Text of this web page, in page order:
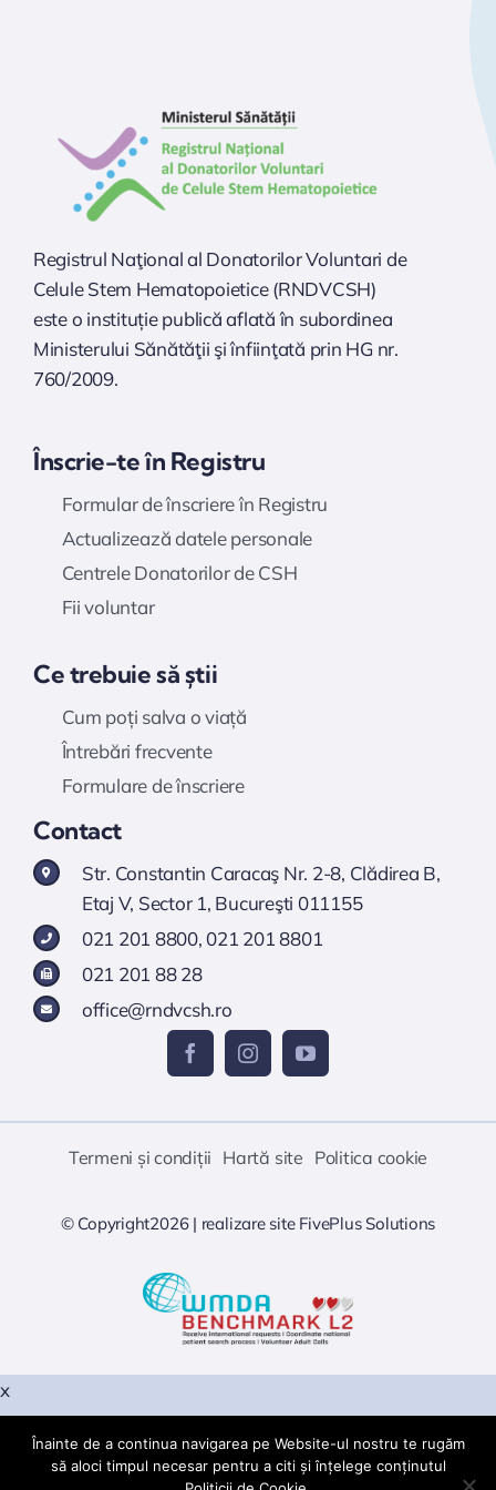
Registrul Naţional al Donatorilor Voluntari de
Celule Stem Hematopoietice (RNDVCSH)
este o instituție publică aflată în subordinea
Ministerului Sănătăţii şi înfiinţată prin HG nr.
760/2009.
Înscrie-te în Registru
Formular de înscriere în Registru
Actualizează datele personale
Centrele Donatorilor de CSH
Fii voluntar
Ce trebuie să știi
Cum poți salva o viață
Întrebări frecvente
Formulare de înscriere
Contact
Str. Constantin Caracaş Nr. 2-8, Clădirea B,
Etaj V, Sector 1, Bucureşti 011155
021 201 8800, 021 201 8801
021 201 88 28
office@rndvcsh.ro
Termeni și condiții Hartă site Politica cookie
© Copyright2026 | realizare site FivePlus Solutions
Înainte de a continua navigarea pe Website-ul nostru te rugăm
să aloci timpul necesar pentru a citi și înțelege conținutul
x
Warning: PHP Startup: snuffleupagus: Unable to initialize
module Module compiled with module API=20190902 PHP